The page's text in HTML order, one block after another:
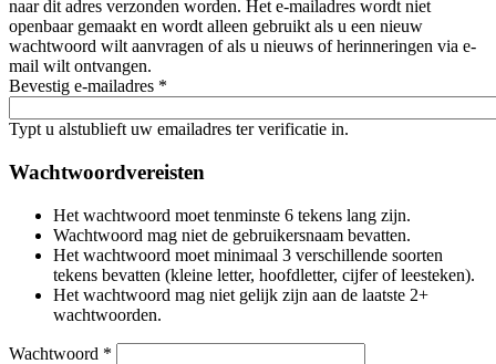
naar dit adres verzonden worden. Het e-mailadres wordt niet
openbaar gemaakt en wordt alleen gebruikt als u een nieuw
wachtwoord wilt aanvragen of als u nieuws of herinneringen via e-
mail wilt ontvangen.
Bevestig e-mailadres *
Typt u alstublieft uw emailadres ter verificatie in.
Wachtwoordvereisten
Het wachtwoord moet tenminste 6 tekens lang zijn.
Wachtwoord mag niet de gebruikersnaam bevatten.
Het wachtwoord moet minimaal 3 verschillende soorten
tekens bevatten (kleine letter, hoofdletter, cijfer of leesteken).
Het wachtwoord mag niet gelijk zijn aan de laatste 2+
wachtwoorden.
Wachtwoord *